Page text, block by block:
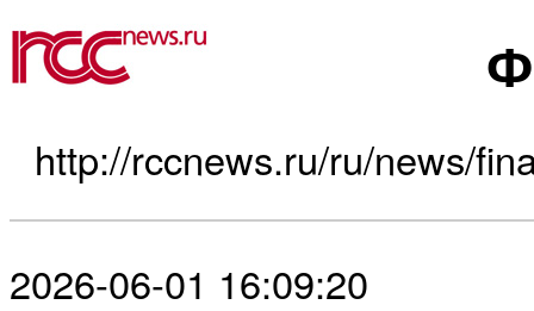
http://rccnews.ru/ru/news/
2026-06-01 16:09:20